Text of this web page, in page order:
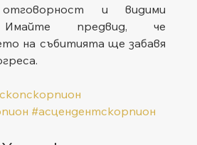
и видими
Имайте предвид, че
на събитията ще забавя
#асцендентскорпион